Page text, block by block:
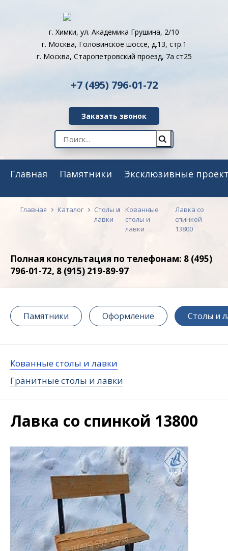
г. Химки, ул. Академика Грушина, 2/10
г. Москва, Головинское шоссе, д.13, стр.1
г. Москва, Старопетровский проезд, 7а ст25
+7 (495) 796-01-72
Заказать звонок
Главная Памятники Эксклюзивные
Главная Каталог
Столы и
лавки
Кованные
столы и
лавки
Лавка со
спинкой
13800
Полная консультация по телефонам: 8 (495)
796-01-72, 8 (915) 219-89-97
Памятники Оформление Столы и
Кованные столы и лавки
Гранитные столы и лавки
Лавка со спинкой 13800